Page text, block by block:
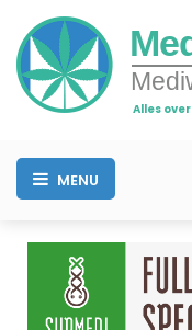
Alles
MENU